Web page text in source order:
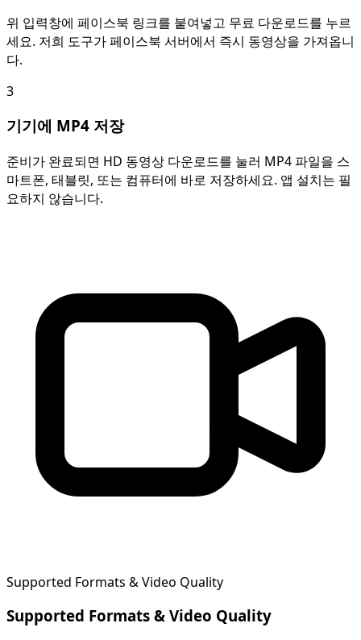
위 입력창에 페이스북 링크를 붙여넣고 무료 다운로드를 누르
세요. 저희 도구가 페이스북 서버에서 즉시 동영상을 가져옵니
다.
3
기기에 MP4 저장
준비가 완료되면 HD 동영상 다운로드를 눌러 MP4 파일을 스
마트폰, 태블릿, 또는 컴퓨터에 바로 저장하세요. 앱 설치는 필
요하지 않습니다.
Supported Formats & Video Quality
Supported Formats & Video Quality